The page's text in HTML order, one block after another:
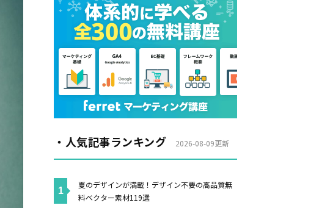
・人気記事ランキング 2026-08-09更新
夏のデザインが満載！デザイン不要の高品質無
料ベクター素材119選